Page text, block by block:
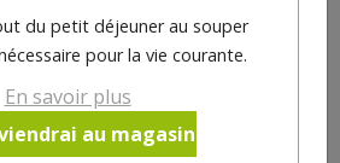
du petit déjeuner au souper
pour la vie courante.
En savoir plus
au magasin
Corail bio
avec le rouge à lèvres Corail
jolie couleur orangé réchauffe
teint tandis que sa formule
bio nourrit et protège